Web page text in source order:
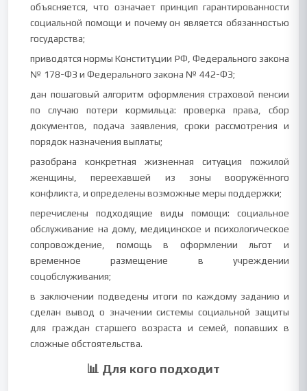
объясняется, что означает принцип гарантированности
социальной помощи и почему он является обязанностью
государства;
приводятся нормы Конституции РФ, Федерального закона
№ 178-ФЗ и Федерального закона № 442-ФЗ;
дан пошаговый алгоритм оформления страховой пенсии
по случаю потери кормильца: проверка права, сбор
документов, подача заявления, сроки рассмотрения и
порядок назначения выплаты;
разобрана конкретная жизненная ситуация пожилой
женщины, переехавшей из зоны вооружённого
конфликта, и определены возможные меры поддержки;
перечислены подходящие виды помощи: социальное
обслуживание на дому, медицинское и психологическое
сопровождение, помощь в оформлении льгот и
временное размещение в учреждении
соцобслуживания;
в заключении подведены итоги по каждому заданию и
сделан вывод о значении системы социальной защиты
для граждан старшего возраста и семей, попавших в
сложные обстоятельства.
📊 Для кого подходит